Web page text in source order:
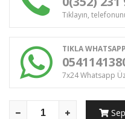
Tıklayın,
TIKLA
7x24 Whatsapp